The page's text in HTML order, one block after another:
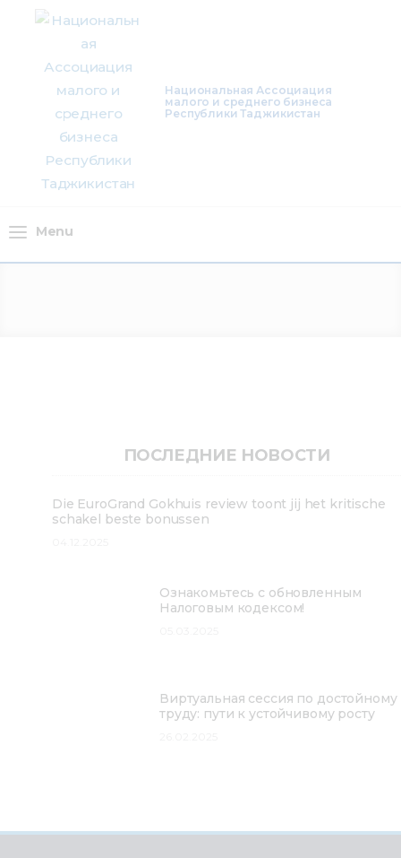
Национальная Ассоциация
малого и среднего бизнеса
Республики Таджикистан
Menu
О нас
Деятельность
Проекты
Членство
Инфоресурсы
ПОСЛЕДНИЕ НОВОСТИ
Die EuroGrand Gokhuis review toont jij het kritische
schakel beste bonussen
Ознакомьтесь с обновленным
Налоговым кодексом!
Виртуальная сессия по достойному
труду: пути к устойчивому росту